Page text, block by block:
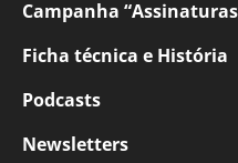
Campanha
Ficha técnica e História
Podcasts
Newsletters